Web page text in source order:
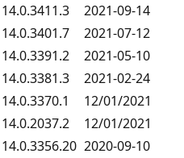
14.0.3411.3
2021-09-14
14.0.3401.7
2021-07-12
14.0.3391.2
2021-05-10
14.0.3381.3
2021-02-24
14.0.3370.1
12/01/2021
14.0.2037.2
12/01/2021
14.0.3356.20 2020-09-10